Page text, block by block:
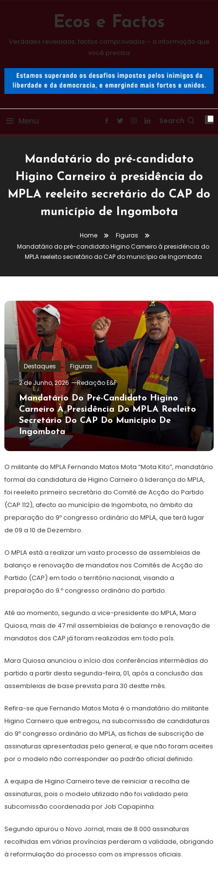
Ecos e Factos
Verdades reveladas, factos comprovados – a informação que
você precisa
Menu Search
Mandatário do pré-candidato
Higino Carneiro à presidência do
MPLA reeleito secretário do CAP do
município de Ingombota
Home
Figuras
Mandatário do pré-candidato Higino Carneiro à presidência do
MPLA reeleito secretário do CAP do município de Ingombota
Destaques
Figuras
2 de Junho, 2026
Redação E&F
Mandatário Do Pré-Candidato Higino
Carneiro À Presidência Do MPLA Reeleito
Secretário Do CAP Do Município De
Ingombota
O militante do MPLA Fernando Matos Mota “Mota Kito”, mandatário
formal da candidatura de Higino Carneiro à liderança do MPLA,
foi reeleito primeiro secretário do Comité de Acção do Partido
(CAP 112), afecto ao município de Ingombota, no âmbito da
preparação do 9º congresso ordinário do MPLA, que terá lugar
de 09 a 10 de Dezembro.
O MPLA está a realizar um vasto processo de assembleias de
balanço e renovação de mandatos nos Comités de Acção do
Partido (CAP) em todo o território nacional, visando a
preparação do 9.º congresso ordinário do partido.
Até ao momento, segundo a vice-presidente do MPLA, Mara
Quiosa, mais de 47 mil assembleias de balanço e renovação de
mandatos dos CAP já foram realizadas em todo país.
Mara Quiosa anunciou o início das conferências intermédias do
partido a partir desta segunda-feira, 01, após a conclusão das
assembleias de base prevista para 30 destte mês.
Refira-se que Fernando Matos Mota é o mandatário do militante
Higino Carneiro que entregou, na subcomissão de candidaturas
do 9º congresso ordinário do MPLA, as fichas de subscrição de
assinaturas apresentadas pelo general, e que não foram aceites
por o modelo não corresponder ao padrão oficial definido.
A equipa de Higino Carneiro teve de reiniciar a recolha de
assinaturas, pois o modelo utilizado não foi validado pela
subcomissão coordenada por Job Capapinha.
Segundo apurou o Novo Jornal, mais de 8.000 assinaturas
recolhidas em várias províncias perderam a validade, obrigando
à reformulação do processo com os impressos oficiais.